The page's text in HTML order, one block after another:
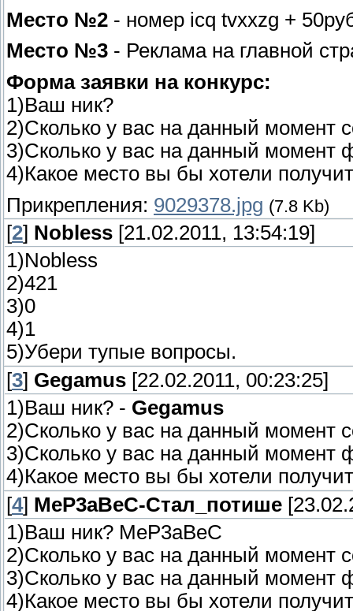
Место №2 - номер icq tvxxzg +
Место №3 - Реклама на главной
Форма заявки на конкурс:
1)Ваш ник?
2)Сколько у вас на данный момент
3)Сколько у вас на данный момент
4)Какое место вы бы хотели
Прикрепления: 9029378.jpg (7.8 Kb)
[2] Nobless [21.02.2011, 13:54:19]
1)Nobless
2)421
3)0
4)1
5)Убери тупые вопросы.
[3] Gegamus [22.02.2011, 00:23:25]
1)Ваш ник? - Gegamus
2)Сколько у вас на данный момент
3)Сколько у вас на данный момент
4)Какое место вы бы хотели
[4] MeP3aBeC-Стал_потише
1)Ваш ник? MeP3aBeC
2)Сколько у вас на данный момент
3)Сколько у вас на данный момент
4)Какое место вы бы хотели